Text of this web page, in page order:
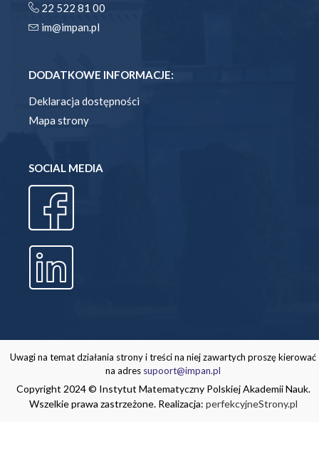
22 522 81 00
im@impan.pl
DODATKOWE INFORMACJE:
Deklaracja dostępności
Mapa strony
SOCIAL MEDIA
Uwagi na temat działania strony i treści na niej zawartych proszę kierować
na adres supoort@impan.pl
Copyright 2024 © Instytut Matematyczny Polskiej Akademii Nauk.
Wszelkie prawa zastrzeżone. Realizacja: perfekcyjneStrony.pl